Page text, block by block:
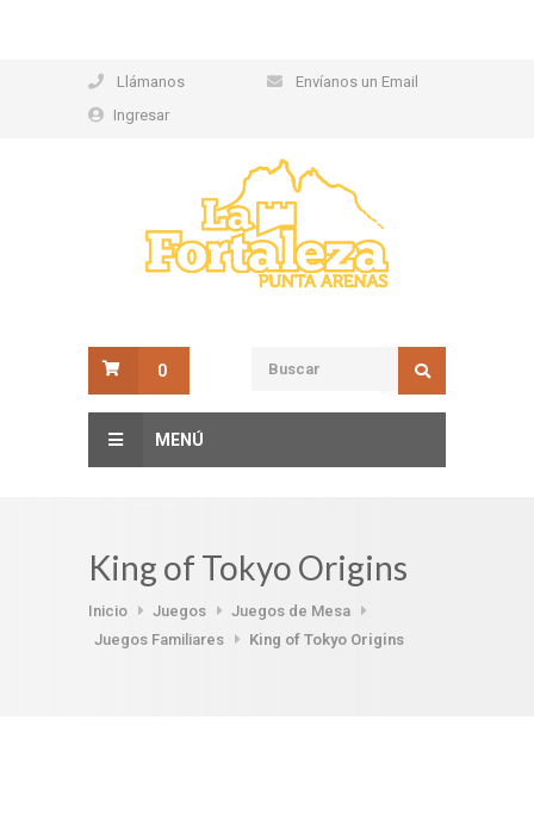
Llámanos
Envíanos un Email
Ingresar
0
MENÚ
King of Tokyo Origins
Inicio Juegos
Juegos de Mesa
Juegos Familiares
King of Tokyo Origins